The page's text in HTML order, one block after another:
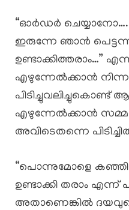
“ഓർഡർ
ഇരുന്നേ ഞാൻ
ഉണ്ടാക്കിത്തരാം…”
എഴുന്നേൽക്കാൻ
എഴുന്നേൽക്കാൻ
അവിടെതന്നെ
“പൊന്നുമോളെ
ഉണ്ടാക്കി തരാം
അതാണെങ്കിൽ